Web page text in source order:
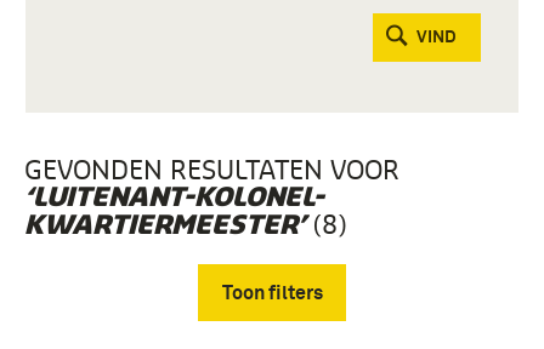
VIND
GEVONDEN RESULTATEN VOOR
‘LUITENANT-KOLONEL-
KWARTIERMEESTER’(8)
Toon filters